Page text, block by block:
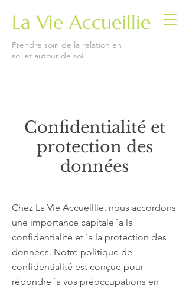
La Vie Accueillie
Prendre soin de la relation en
soi et autour de soi
Confidentialité et
protection des
données
Chez La Vie Accueillie, nous accordons
une importance capitale `a la
confidentialité et `a la protection des
données. Notre politique de
confidentialité est conçue pour
répondre `a vos préoccupations en